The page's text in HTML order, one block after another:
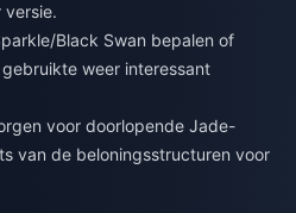
versie.
Black Swan bepalen of
weer interessant
voor doorlopende Jade-
van de beloningsstructuren voor